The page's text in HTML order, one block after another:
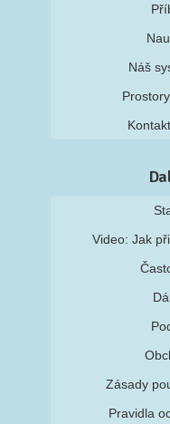
Náš
Video: Jak
Zásady
Pravidla